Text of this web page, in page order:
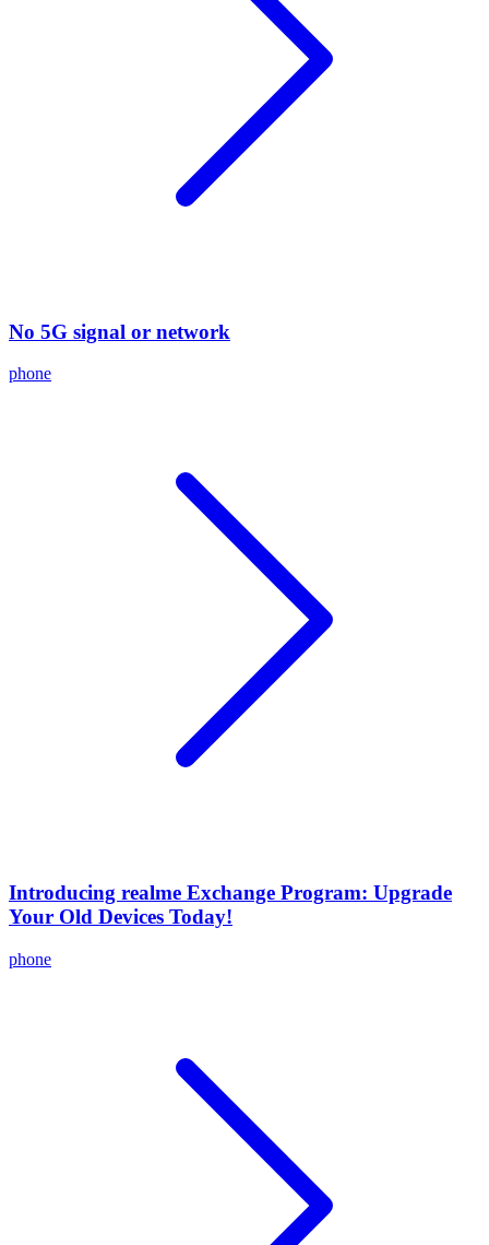
No 5G signal or network
phone
Introducing realme Exchange Program: Upgrade
Your Old Devices Today!
phone